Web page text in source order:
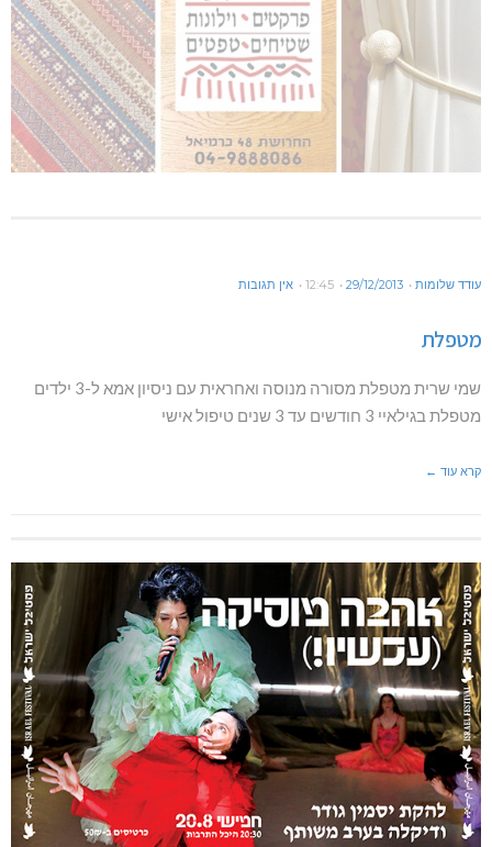
עודד שלומות 29/12/2013
12:45 אין תגובות
מטפלת
שמי שרית מטפלת מסורה מנוסה ואחראית עם ניסיון אמא ל-3 ילדים
מטפלת בגילאיי 3 חודשים עד 3 שנים טיפול אישי
קרא עוד ←